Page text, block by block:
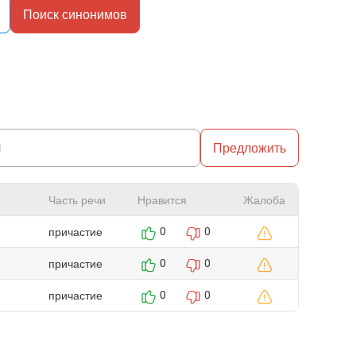
Поиск синонимов
Предложить
Часть речи Нравится
Жалоба
причастие
0 0
причастие 0 0
причастие 0 0